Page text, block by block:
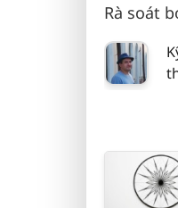
Rà soát